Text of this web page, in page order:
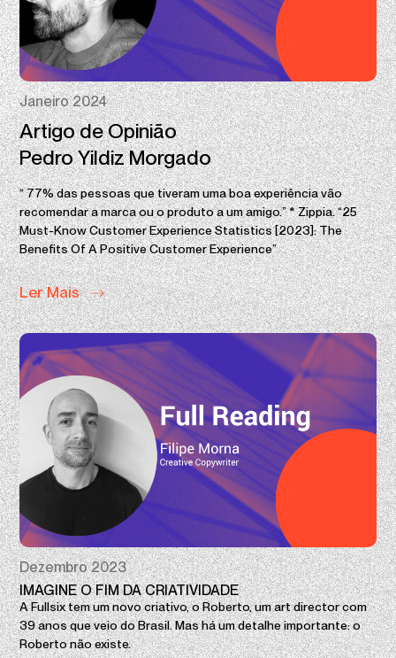
Contactos
Janeiro 2024
Artigo de Opinião
Pedro Yildiz Morgado
“ 77% das pessoas que tiveram uma boa experiência vão
recomendar a marca ou o produto a um amigo.” * Zippia. “25
Must-Know Customer Experience Statistics [2023]: The
Benefits Of A Positive Customer Experience”
Ler Mais
Dezembro 2023
IMAGINE O FIM DA CRIATIVIDADE
A Fullsix tem um novo criativo, o Roberto, um art director com
39 anos que veio do Brasil. Mas há um detalhe importante: o
Roberto não existe.